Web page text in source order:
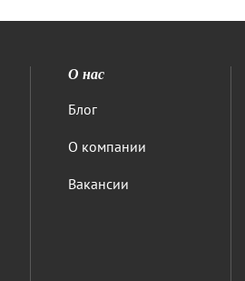
О нас
Блог
О компании
Вакансии